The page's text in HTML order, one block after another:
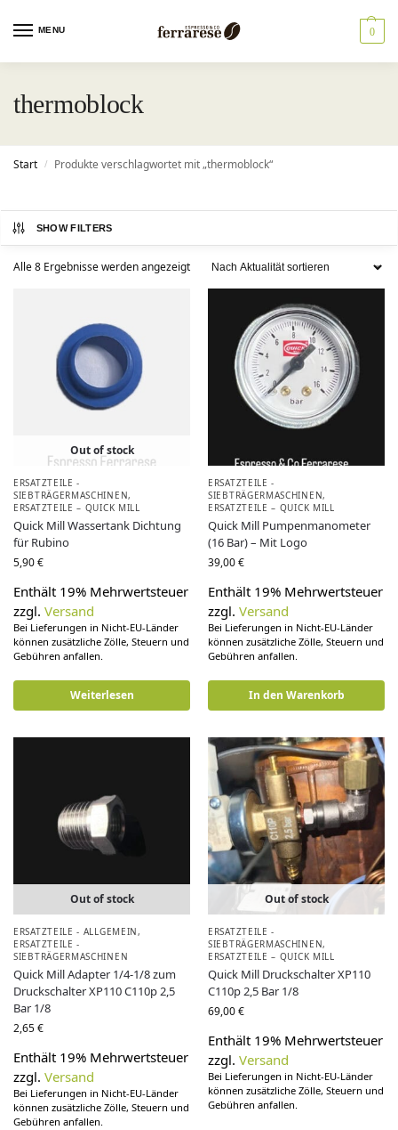
MENU 0
thermoblock
Start / Produkte verschlagwortet mit „thermoblock“
SHOW FILTERS
Alle 8 Ergebnisse werden angezeigt
Out of stock
ERSATZTEILE -
SIEBTRÄGERMASCHINEN,
ERSATZTEILE – QUICK MILL
Quick Mill Wassertank Dichtung
für Rubino
5,90€
Enthält 19% Mehrwertsteuer
zzgl. Versand
Bei Lieferungen in Nicht-EU-Länder
können zusätzliche Zölle, Steuern und
Gebühren anfallen.
Weiterlesen
ERSATZTEILE -
SIEBTRÄGERMASCHINEN,
ERSATZTEILE – QUICK MILL
Quick Mill Pumpenmanometer
(16 Bar) – Mit Logo
39,00€
Enthält 19% Mehrwertsteuer
zzgl. Versand
Bei Lieferungen in Nicht-EU-Länder
können zusätzliche Zölle, Steuern und
Gebühren anfallen.
In den Warenkorb
Out of stock
ERSATZTEILE - ALLGEMEIN,
ERSATZTEILE -
SIEBTRÄGERMASCHINEN
Quick Mill Adapter 1/4-1/8 zum
Druckschalter XP110 C110p 2,5
Bar 1/8
2,65€
Enthält 19% Mehrwertsteuer
zzgl. Versand
Bei Lieferungen in Nicht-EU-Länder
können zusätzliche Zölle, Steuern und
Gebühren anfallen.
Out of stock
ERSATZTEILE -
SIEBTRÄGERMASCHINEN,
ERSATZTEILE – QUICK MILL
Quick Mill Druckschalter XP110
C110p 2,5 Bar 1/8
69,00€
Enthält 19% Mehrwertsteuer
zzgl. Versand
Bei Lieferungen in Nicht-EU-Länder
können zusätzliche Zölle, Steuern und
Gebühren anfallen.